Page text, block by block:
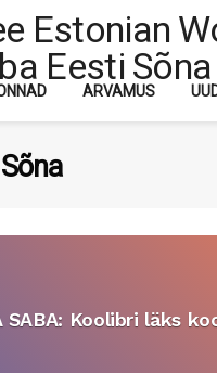
ARVAMUS
SABA: Koolibri läks